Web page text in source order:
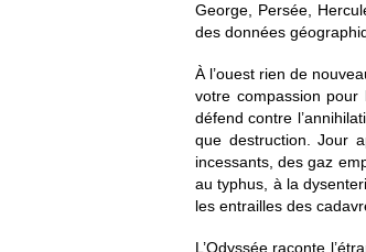
George, Persée,
des données
À l’ouest rien de
votre compassion
défend contre
que destruction. Jour
incessants, des gaz
au typhus, à la
les entrailles des
L’Odyssée raconte